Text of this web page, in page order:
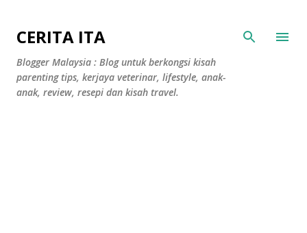
CERITA ITA
Blogger Malaysia : Blog untuk berkongsi kisah
parenting tips, kerjaya veterinar, lifestyle, anak-
anak, review, resepi dan kisah travel.